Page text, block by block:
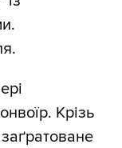
Крізь